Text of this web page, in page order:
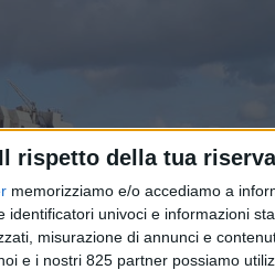
Il rispetto della tua
memorizziamo e/o accediamo a
identificatori univoci e informazioni
misurazione di annunci e
e i nostri 825 partner possiamo